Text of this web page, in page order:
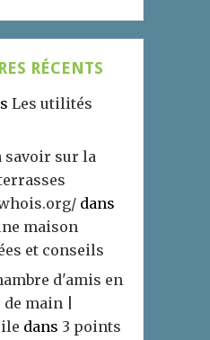
RÉCENTS
Les utilités
savoir sur la
dans
maison
et conseils
d'amis en
main |
dans 3 points